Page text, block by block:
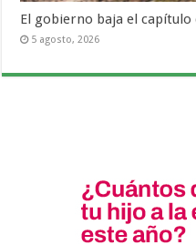
El gobierno baja el
5 agosto, 2026